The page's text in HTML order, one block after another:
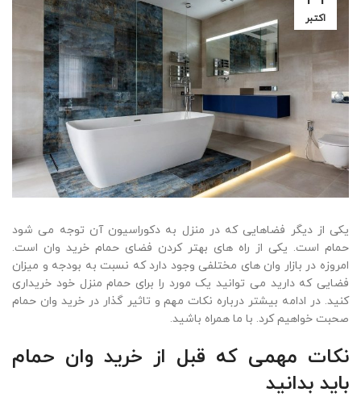
اکتبر
یکی از دیگر فضاهایی که در منزل به دکوراسیون آن توجه می شود
حمام است. یکی از راه های بهتر کردن فضای حمام خرید وان است.
امروزه در بازار وان های مختلفی وجود دارد که نسبت به بودجه و میزان
فضایی که دارید می توانید یک مورد را برای حمام منزل خود خریداری
کنید. در ادامه بیشتر درباره نکات مهم و تاثیر گذار در خرید وان حمام
صحبت خواهیم کرد. با ما همراه باشید.
نکات مهمی که قبل از خرید وان حمام
باید بدانید